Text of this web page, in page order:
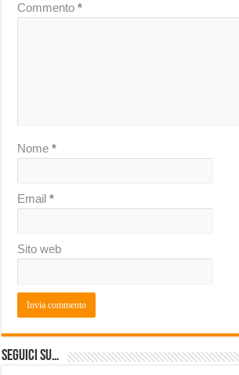
Commento*
Nome*
Email*
Sito web
Seguici su…